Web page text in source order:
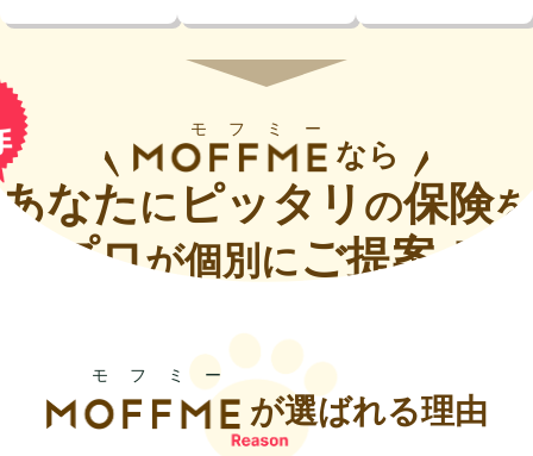
モフミー
なら
あなたに ピッタリ の保険を
プロが個別にご提案！
モフミー
が選ばれる理由